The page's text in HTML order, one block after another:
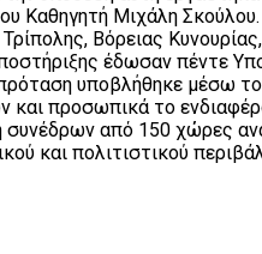
Καθηγητή Μιχάλη
Βόρειας
έδωσαν πέντε
υποβλήθηκε μέσω
προσωπικά το
από 150 χώρες
και πολιτιστικού